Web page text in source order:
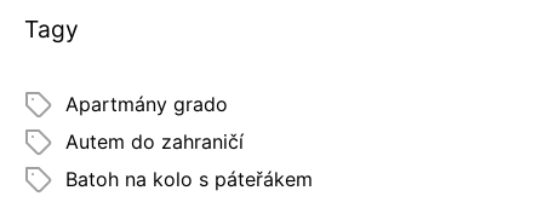
Tagy
Apartmány grado
Autem do zahraničí
Batoh na kolo s páteřákem